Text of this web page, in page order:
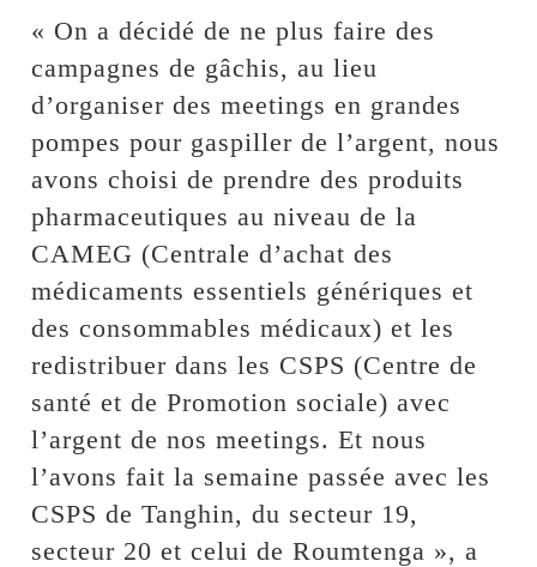
« On a décidé de ne plus faire des
campagnes de gâchis, au lieu
d’organiser des meetings en grandes
pompes pour gaspiller de l’argent, nous
avons choisi de prendre des produits
pharmaceutiques au niveau de la
CAMEG (Centrale d’achat des
médicaments essentiels génériques et
des consommables médicaux) et les
redistribuer dans les CSPS (Centre de
santé et de Promotion sociale) avec
l’argent de nos meetings. Et nous
l’avons fait la semaine passée avec les
CSPS de Tanghin, du secteur 19,
secteur 20 et celui de Roumtenga », a